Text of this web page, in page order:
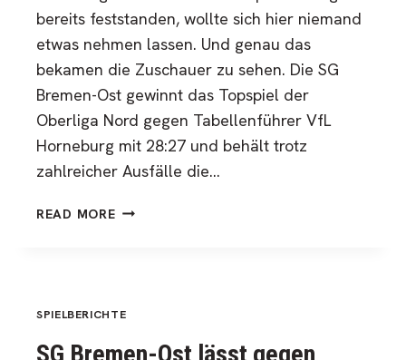
bereits feststanden, wollte sich hier niemand
etwas nehmen lassen. Und genau das
bekamen die Zuschauer zu sehen. Die SG
Bremen-Ost gewinnt das Topspiel der
Oberliga Nord gegen Tabellenführer VfL
Horneburg mit 28:27 und behält trotz
zahlreicher Ausfälle die…
READ MORESG
GEGEN
MIT
SPIELBERICHTE
SG Bremen-Ost lässt gegen